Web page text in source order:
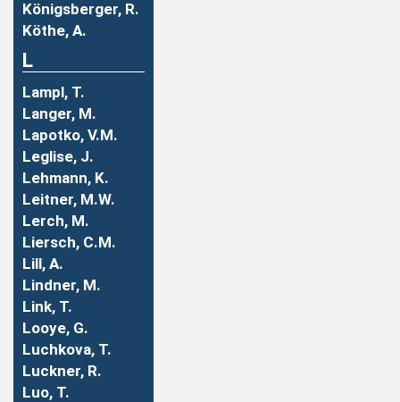
Königsberger, R.
Köthe, A.
L
Lampl, T.
Langer, M.
Lapotko, V.M.
Leglise, J.
Lehmann, K.
Leitner, M.W.
Lerch, M.
Liersch, C.M.
Lill, A.
Lindner, M.
Link, T.
Looye, G.
Luchkova, T.
Luckner, R.
Luo, T.